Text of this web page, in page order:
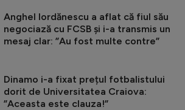
Anghel Iordănescu a aflat că fiul său
negociază cu FCSB și i-a transmis un
mesaj clar: ”Au fost multe contre”
Dinamo i-a fixat prețul fotbalistului
dorit de Universitatea Craiova:
”Aceasta este clauza!”